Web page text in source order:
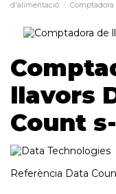
d'alimentació
Comptadora
llavors
Count
Referència Data